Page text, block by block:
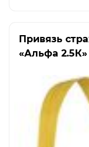
Привязь
«Альфа 2.5К»